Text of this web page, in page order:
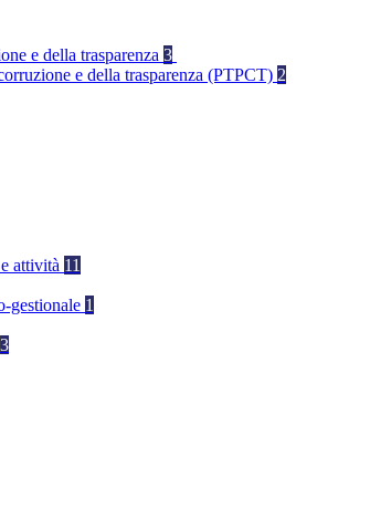
e della trasparenza 3
e della trasparenza (PTPCT) 2
attività 11
gestionale 1
3